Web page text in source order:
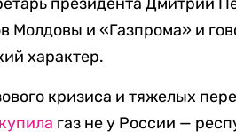
Молдовы и «Газпрома» и
характер.
кризиса и тяжелых
газ не у России —